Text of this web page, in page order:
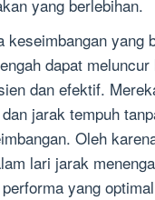
yang berlebihan.
keseimbangan yang
dapat
dan efektif.
jarak tempuh
Oleh
lari jarak
yang